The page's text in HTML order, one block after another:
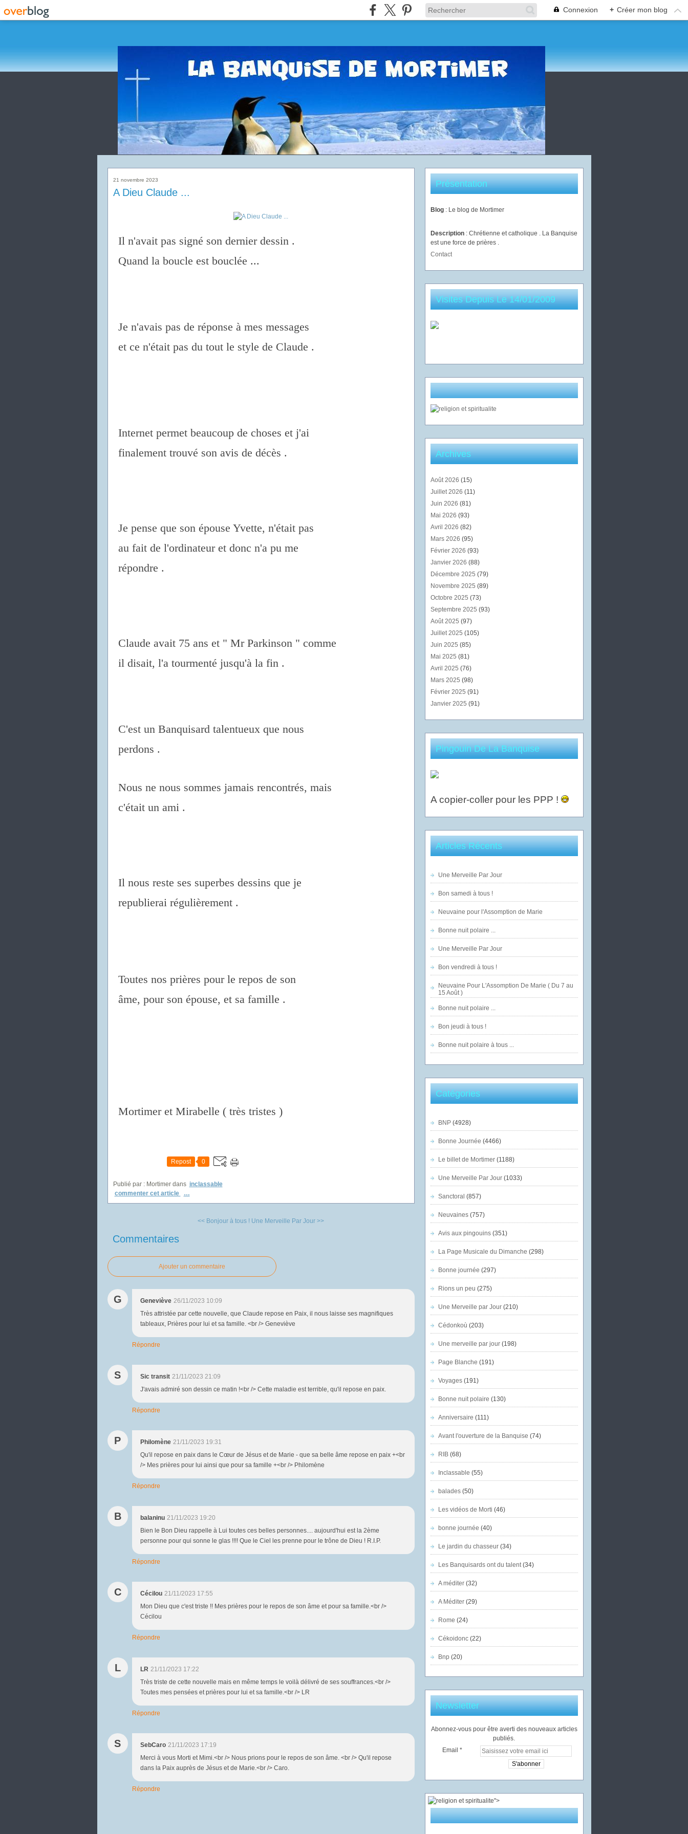
Connexion + Créer mon blog
21 novembre 2023
A Dieu Claude ...
Il n'avait pas signé son dernier dessin .
Quand la boucle est bouclée ...
Je n'avais pas de réponse à mes messages
et ce n'était pas du tout le style de Claude .
Internet permet beaucoup de choses et j'ai
finalement trouvé son avis de décès .
Je pense que son épouse Yvette, n'était pas
au fait de l'ordinateur et donc n'a pu me
répondre .
Claude avait 75 ans et " Mr Parkinson " comme
il disait, l'a tourmenté jusqu'à la fin .
C'est un Banquisard talentueux que nous
perdons .
Nous ne nous sommes jamais rencontrés, mais
c'était un ami .
Il nous reste ses superbes dessins que je
republierai régulièrement .
Toutes nos prières pour le repos de son
âme, pour son épouse, et sa famille .
Mortimer et Mirabelle ( très tristes )
Repost 0
Publié par : Mortimer dans inclassable
commenter cet article
…
<< Bonjour à tous ! Une Merveille Par Jour >>
Commentaires
Ajouter un commentaire
G Geneviève 26/11/2023 10:09
Très attristée par cette nouvelle, que Claude repose en Paix, il nous laisse ses magnifiques
tableaux, Prières pour lui et sa famille. <br /> Geneviève
Répondre
S Sic transit 21/11/2023 21:09
J'avais admiré son dessin ce matin !<br /> Cette maladie est terrible, qu'il repose en paix.
Répondre
P Philomène 21/11/2023 19:31
Qu'il repose en paix dans le Cœur de Jésus et de Marie - que sa belle âme repose en paix +<br
/> Mes prières pour lui ainsi que pour sa famille +<br /> Philomène
Répondre
B balaninu 21/11/2023 19:20
Bien le Bon Dieu rappelle à Lui toutes ces belles personnes.... aujourd'hui est la 2ème
personne pour qui sonne le glas !!!! Que le Ciel les prenne pour le trône de Dieu ! R.I.P.
Répondre
C Cécilou 21/11/2023 17:55
Mon Dieu que c'est triste !! Mes prières pour le repos de son âme et pour sa famille.<br />
Cécilou
Répondre
L LR 21/11/2023 17:22
Très triste de cette nouvelle mais en même temps le voilà délivré de ses souffrances.<br />
Toutes mes pensées et prières pour lui et sa famille.<br /> LR
Répondre
S SebCaro 21/11/2023 17:19
Merci à vous Morti et Mimi.<br /> Nous prions pour le repos de son âme. <br /> Qu'il repose
dans la Paix auprès de Jésus et de Marie.<br /> Caro.
Répondre
Présentation
Blog : Le blog de Mortimer
Description : Chrétienne et catholique . La Banquise
est une force de prières .
Contact
Visites Depuis Le 14/01/2009
Archives
Août 2026 (15)
Juillet 2026 (11)
Juin 2026 (81)
Mai 2026 (93)
Avril 2026 (82)
Mars 2026 (95)
Février 2026 (93)
Janvier 2026 (88)
Décembre 2025 (79)
Novembre 2025 (89)
Octobre 2025 (73)
Septembre 2025 (93)
Août 2025 (97)
Juillet 2025 (105)
Juin 2025 (85)
Mai 2025 (81)
Avril 2025 (76)
Mars 2025 (98)
Février 2025 (91)
Janvier 2025 (91)
Pingouin De La Banquise
A copier-coller pour les PPP !
Articles Récents
Une Merveille Par Jour
Bon samedi à tous !
Neuvaine pour l'Assomption de Marie
Bonne nuit polaire ...
Une Merveille Par Jour
Bon vendredi à tous !
Neuvaine Pour L'Assomption De Marie ( Du 7 au
15 Août )
Bonne nuit polaire ...
Bon jeudi à tous !
Bonne nuit polaire à tous ...
Catégories
BNP(4928)
Bonne Journée (4466)
Le billet de Mortimer(1188)
Une Merveille Par Jour(1033)
Sanctoral (857)
Neuvaines(757)
Avis aux pingouins(351)
La Page Musicale du Dimanche (298)
Bonne journée (297)
Rions un peu (275)
Une Merveille par Jour(210)
Cédonkoù (203)
Une merveille par jour(198)
Page Blanche (191)
Voyages(191)
Bonne nuit polaire (130)
Anniversaire (111)
Avant l'ouverture de la Banquise (74)
RIB(68)
Inclassable (55)
balades(50)
Les vidéos de Morti (46)
bonne journée (40)
Le jardin du chasseur(34)
Les Banquisards ont du talent(34)
A méditer(32)
A Méditer(29)
Rome (24)
Cékoidonc(22)
Bnp (20)
Newsletter
Abonnez-vous pour être averti des nouveaux articles
publiés.
Email
">